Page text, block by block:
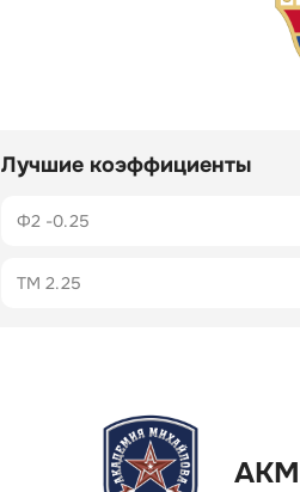
Лучшие коэффициенты
Ф2 -0.25
ТМ 2.25
АКМ